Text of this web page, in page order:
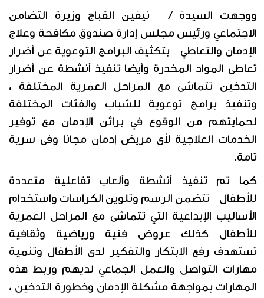
ووجهت السيدة / نيفين القباج وزيرة التضامن
الاجتماعي ورئيس مجلس إدارة صندوق مكافحة وعلاج
الإدمان والتعاطي بتكثيف البرامج التوعوية عن أضرار
تعاطى المواد المخدرة وأيضا تنفيذ أنشطة عن أضرار
التدخين تتماشى مع المراحل العمرية المختلفة ،
وتنفيذ برامج توعوية للشباب والفئات المختلفة
لحمايتهم من الوقوع في براثن الإدمان مع توفير
الخدمات العلاجية لأى مريض إدمان مجانا وفى سرية
تامة.
كما تم تنفيذ أنشطة وألعاب تفاعلية متعددة
للأطفال تتضمن الرسم وتلوين الكراسات واستخدام
الأساليب الإبداعية التي تتماشى مع المراحل العمرية
للأطفال كذلك عروض فنية ورياضية وثقافية
تستهدف رفع الابتكار والتفكير لدى الأطفال وتنمية
مهارات التواصل والعمل الجماعي لديهم وربط هذه
المهارات بمواجهة مشكلة الإدمان وخطورة التدخين ،